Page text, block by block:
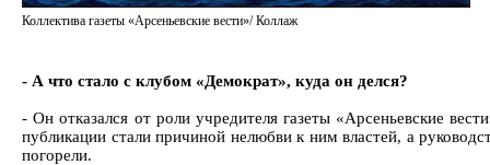
Коллектива газеты «Арсеньевские вести»/ Коллаж
- А что стало с клубом «Демократ», куда он делся?
- Он отказался от роли учредителя газеты «Арсеньевские
публикации стали причиной нелюбви к ним властей, а
погорели.